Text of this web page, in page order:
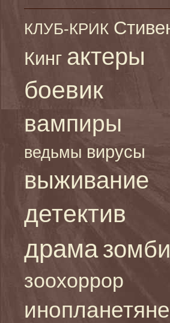
КЛУБ-КРИК
Кинг актеры
боевик
вампиры
ведьмы вирусы
выживание
детектив
драма зомби
зоохоррор
инопланетяне